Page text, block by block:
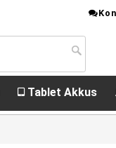
Tablet Akkus